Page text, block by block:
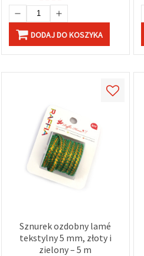
DODAJ DO KOSZYKA
Sznurek ozdobny lamé
tekstylny 5 mm, złoty i
zielony – 5 m